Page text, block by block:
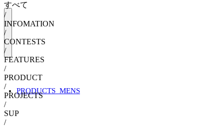
PRODUCTS_MENS
すべて
/
INFOMATION
/
CONTESTS
/
FEATURES
/
PRODUCT
/
PROJECTS
/
SUP
/